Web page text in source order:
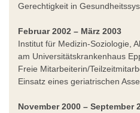
Gerechtigkeit in
Februar 2002 – März 2003
Institut für Medizin-Soziologie,
am Universitätskrankenhaus
Freie Mitarbeiterin/
Einsatz eines geriatrischen
November 2000 – September